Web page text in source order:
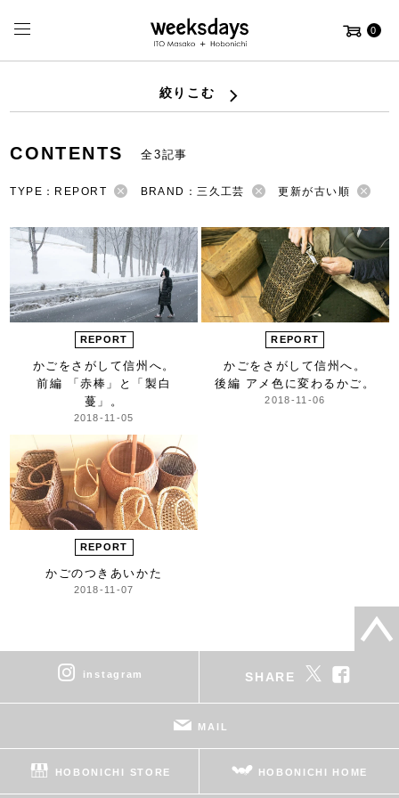
0
絞りこむ
CONTENTS 全3記事
TYPE：REPORT BRAND：三久工芸 更新が古い順
REPORT
かごをさがして信州へ。
前編 「赤棒」と「製白
蔓」。
2018-11-05
REPORT
かごをさがして信州へ。
後編 アメ色に変わるかご。
2018-11-06
REPORT
かごのつきあいかた
2018-11-07
instagram SHARE
MAIL
HOBONICHI STORE HOBONICHI HOME